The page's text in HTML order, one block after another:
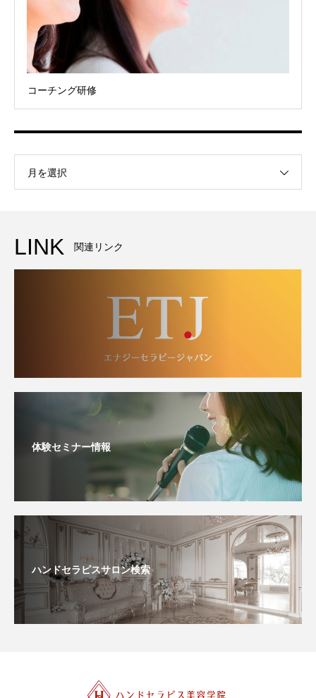
コーチング研修
月を選択
LINK 関連リンク
体験セミナー情報
ハンドセラピスサロン検索